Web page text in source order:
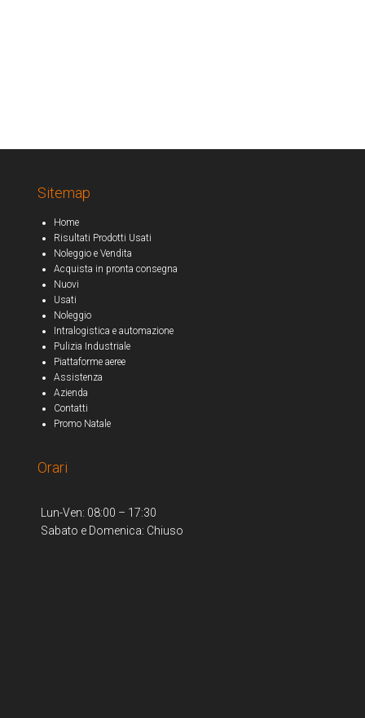
Sitemap
Home
Risultati Prodotti Usati
Noleggio e Vendita
Acquista in pronta consegna
Nuovi
Usati
Noleggio
Intralogistica e automazione
Pulizia Industriale
Piattaforme aeree
Assistenza
Azienda
Contatti
Promo Natale
Orari
Lun-Ven: 08:00 – 17:30
Sabato e Domenica: Chiuso